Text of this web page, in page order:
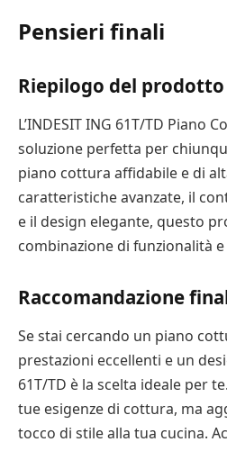
Pensieri finali
Riepilogo del prodotto
L’INDESIT ING 61T/TD Piano
soluzione perfetta per
piano cottura affidabile e di
caratteristiche avanzate, il
e il design elegante, questo
combinazione di funzionalità e
Raccomandazione
Se stai cercando un piano
prestazioni eccellenti e un
61T/TD è la scelta ideale per
tue esigenze di cottura, ma
tocco di stile alla tua cucina.